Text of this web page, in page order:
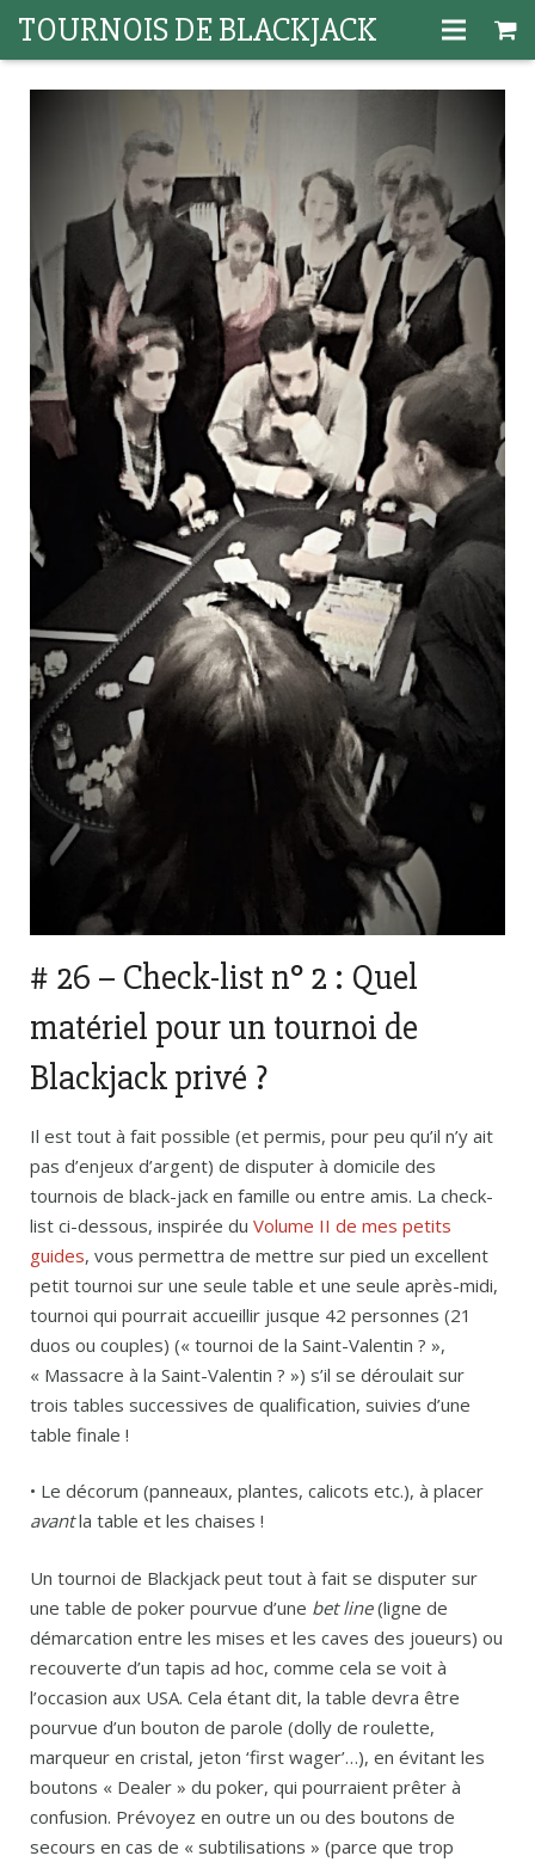
TOURNOIS DE BLACKJACK
Accueil
Guides
Contact
# 26 – Check-list n° 2 : Quel
matériel pour un tournoi de
Blackjack privé ?
Il est tout à fait possible (et permis, pour peu qu’il n’y ait
pas d’enjeux d’argent) de disputer à domicile des
tournois de black-jack en famille ou entre amis. La check-
list ci-dessous, inspirée du Volume II de mes petits
guides, vous permettra de mettre sur pied un excellent
petit tournoi sur une seule table et une seule après-midi,
tournoi qui pourrait accueillir jusque 42 personnes (21
duos ou couples) (« tournoi de la Saint-Valentin ? »,
« Massacre à la Saint-Valentin ? ») s’il se déroulait sur
trois tables successives de qualification, suivies d’une
table finale !
• Le décorum (panneaux, plantes, calicots etc.), à placer
avantla table et les chaises !
Un tournoi de Blackjack peut tout à fait se disputer sur
une table de poker pourvue d’une bet line(ligne de
démarcation entre les mises et les caves des joueurs) ou
recouverte d’un tapis ad hoc, comme cela se voit à
l’occasion aux USA. Cela étant dit, la table devra être
pourvue d’un bouton de parole (dolly de roulette,
marqueur en cristal, jeton ‘first wager’…), en évitant les
boutons « Dealer » du poker, qui pourraient prêter à
confusion. Prévoyez en outre un ou des boutons de
secours en cas de « subtilisations » (parce que trop